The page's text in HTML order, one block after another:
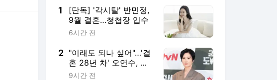
1
[단독] '각시탈' 반민정,
9월 결혼…청첩장 입수
6시간 전
2 "이래도 되나 싶어"…'결
혼 28년 차' 오연수, 올
케와 낮술 일상→제주서
9시간 전